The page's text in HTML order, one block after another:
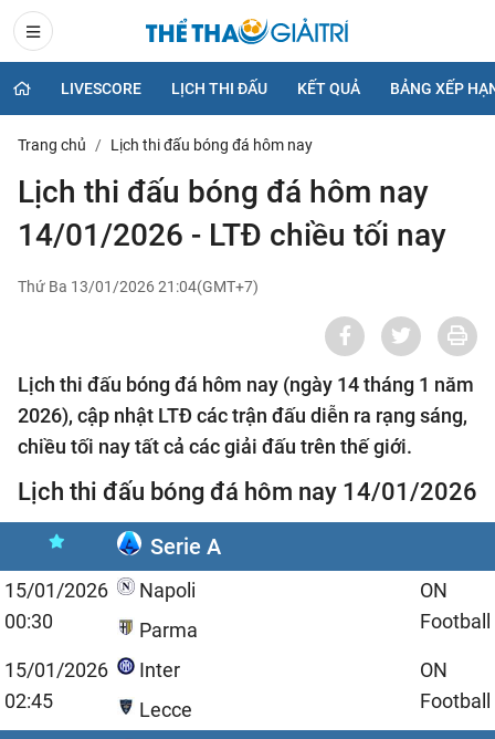
LIVESCORE LỊCH THI ĐẤU KẾT QUẢ BẢNG XẾP
Trang chủ Lịch thi đấu bóng đá hôm nay
Lịch thi đấu bóng đá hôm nay
14/01/2026 - LTĐ chiều tối nay
Thứ Ba 13/01/2026 21:04(GMT+7)
Lịch thi đấu bóng đá hôm nay (ngày 14 tháng 1 năm
2026), cập nhật LTĐ các trận đấu diễn ra rạng sáng,
chiều tối nay tất cả các giải đấu trên thế giới.
Lịch thi đấu bóng đá hôm nay 14/01/2026
Serie A
15/01/2026
00:30
Napoli
ON
Football
Parma
15/01/2026
02:45
Inter
ON
Football
Lecce